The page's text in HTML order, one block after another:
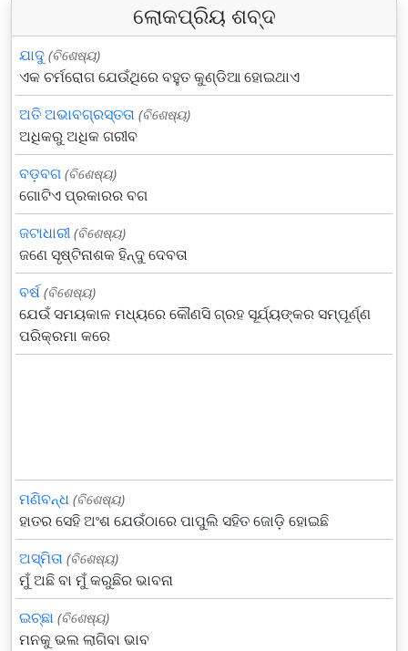
ଲୋକପ୍ରିୟ ଶବ୍ଦ
ଯାଦୁ (ବିଶେଷ୍ୟ)
ଏକ ଚର୍ମରୋଗ ଯେଉଁଥିରେ ବହୁତ କୁଣ୍ଡିଆ ହୋଇଥାଏ
ଅତି ଅଭାବଗ୍ରସ୍ତତା (ବିଶେଷ୍ୟ)
ଅଧିକରୁ ଅଧିକ ଗରୀବ
ବଡ଼ବଗ (ବିଶେଷ୍ୟ)
ଗୋଟିଏ ପ୍ରକାରର ବଗ
ଜଟାଧାରୀ (ବିଶେଷ୍ୟ)
ଜଣେ ସୃଷ୍ଟିନାଶକ ହିନ୍ଦୁ ଦେବତା
ବର୍ଷ (ବିଶେଷ୍ୟ)
ଯେଉଁ ସମୟକାଳ ମଧ୍ୟରେ କୌଣସି ଗ୍ରହ ସୂର୍ଯ୍ୟଙ୍କର ସମ୍ପୂର୍ଣ୍ଣ
ପରିକ୍ରମା କରେ
ମଣିବନ୍ଧ (ବିଶେଷ୍ୟ)
ହାତର ସେହି ଅଂଶ ଯେଉଁଠାରେ ପାପୁଲି ସହିତ ଜୋଡ଼ି ହୋଇଛି
ଅସ୍ମିତା (ବିଶେଷ୍ୟ)
ମୁଁ ଅଛି ବା ମୁଁ କରୁଛିର ଭାବନା
ଇଚ୍ଛା (ବିଶେଷ୍ୟ)
ମନକୁ ଭଲ ଲାଗିବା ଭାବ